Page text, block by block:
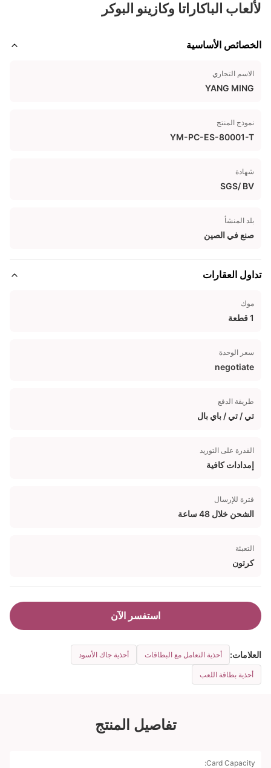
لألعاب الباكاراتا وكازينو البوكر
الخصائص الأساسية
الاسم التجاري
YANG MING
نموذج المنتج
YM-PC-ES-80001-T
شهادة
SGS/ BV
بلد المنشأ
صنع في الصين
تداول العقارات
موك
1 قطعة
سعر الوحدة
negotiate
طريقة الدفع
تي / تي / باي بال
القدرة على التوريد
إمدادات كافية
فترة للإرسال
الشحن خلال 48 ساعة
التعبئة
كرتون
استفسر الآن
العلامات: أحذية التعامل مع البطاقات أحذية جاك الأسود
أحذية بطاقة اللعب
تفاصيل المنتج
Card Capacity: